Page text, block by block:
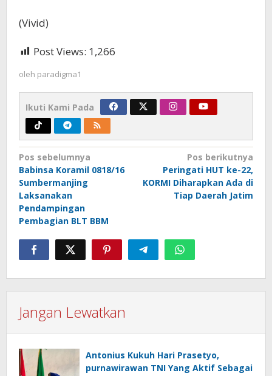
(Vivid)
Post Views: 1,266
oleh paradigma1
Ikuti Kami Pada
Navigasi
pos
Pos sebelumnya
Babinsa Koramil 0818/16
Sumbermanjing
Laksanakan
Pendampingan
Pembagian BLT BBM
Pos berikutnya
Peringati HUT ke-22,
KORMI Diharapkan Ada di
Tiap Daerah Jatim
Jangan Lewatkan
Antonius Kukuh Hari Prasetyo,
purnawirawan TNI Yang Aktif Sebagai